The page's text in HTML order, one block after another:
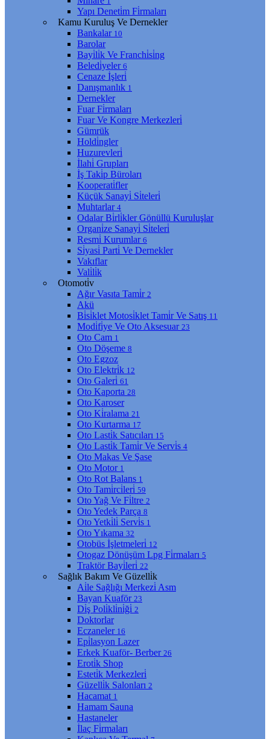
Yapı Deneti̇m Fi̇rmaları
Kamu Kuruluş Ve Dernekler
Bankalar 10
Barolar
Bayi̇li̇k Ve Franchi̇si̇ng
Beledi̇yeler 6
Cenaze İşleri̇
Danışmanlık 1
Dernekler
Fuar Fi̇rmaları
Fuar Ve Kongre Merkezleri̇
Gümrük
Holdi̇ngler
Huzurevleri̇
İlahi̇ Grupları
İş Taki̇p Büroları
Kooperati̇fler
Küçük Sanayi̇ Si̇teleri̇
Muhtarlar 4
Odalar Bi̇rli̇kler Gönüllü Kuruluşlar
Organi̇ze Sanayi̇ Si̇teleri̇
Resmi̇ Kurumlar 6
Si̇yasi̇ Parti̇ Ve Dernekler
Vakıflar
Vali̇li̇k
Otomoti̇v
Ağır Vasıta Tami̇r 2
Akü
Bi̇si̇klet Motosi̇klet Tami̇r Ve Satış 11
Modi̇fi̇ye Ve Oto Aksesuar 23
Oto Cam 1
Oto Döşeme 8
Oto Egzoz
Oto Elektri̇k 12
Oto Galeri̇ 61
Oto Kaporta 28
Oto Karoser
Oto Ki̇ralama 21
Oto Kurtarma 17
Oto Lasti̇k Satıcıları 15
Oto Lasti̇k Tami̇r Ve Servi̇s 4
Oto Makas Ve Şase
Oto Motor 1
Oto Rot Balans 1
Oto Tami̇rci̇leri̇ 59
Oto Yağ Ve Fi̇ltre 2
Oto Yedek Parça 8
Oto Yetki̇li̇ Servi̇s 1
Oto Yıkama 32
Otobüs İşletmeleri̇ 12
Otogaz Dönüşüm Lpg Fi̇rmaları 5
Traktör Bayi̇leri̇ 22
Sağlık Bakım Ve Güzelli̇k
Ai̇le Sağlığı Merkezi̇ Asm
Bayan Kuaför 23
Di̇ş Poli̇kli̇ni̇ği̇ 2
Doktorlar
Eczaneler 16
Epi̇lasyon Lazer
Erkek Kuaför- Berber 26
Eroti̇k Shop
Esteti̇k Merkezleri̇
Güzelli̇k Salonları 2
Hacamat 1
Hamam Sauna
Hastaneler
İlaç Fi̇rmaları